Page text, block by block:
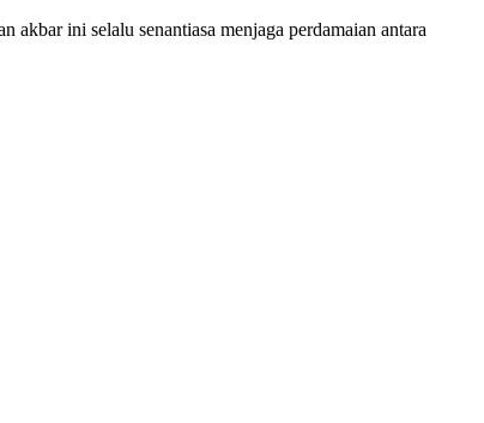
ini selalu senantiasa menjaga perdamaian antara